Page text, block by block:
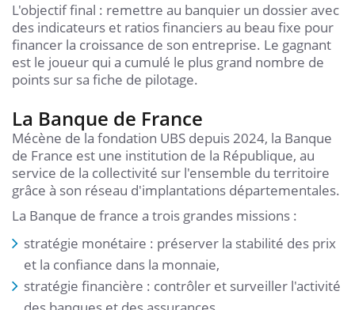
L'objectif final : remettre au banquier un dossier avec
des indicateurs et ratios financiers au beau fixe pour
financer la croissance de son entreprise. Le gagnant
est le joueur qui a cumulé le plus grand nombre de
points sur sa fiche de pilotage.
La Banque de France
Mécène de la fondation UBS depuis 2024, la Banque
de France est une institution de la République, au
service de la collectivité sur l'ensemble du territoire
grâce à son réseau d'implantations départementales.
La Banque de france a trois grandes missions :
stratégie monétaire : préserver la stabilité des prix
et la confiance dans la monnaie,
stratégie financière : contrôler et surveiller l'activité